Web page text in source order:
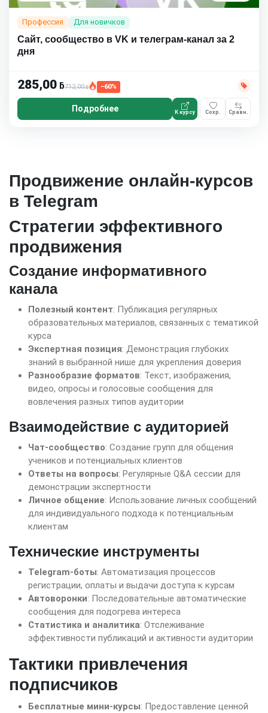
Профессия Для новичков
Сайт, сообщество в VK и телеграм-канал за 2
дня
285,00 ƃ712,00ƃ −60%
Подробнее К курсу Сохр. Сравн.
Продвижение онлайн-курсов
в Telegram
Стратегии эффективного
продвижения
Создание информативного
канала
Полезный контент: Публикация регулярных
образовательных материалов, связанных с тематикой
курса
Экспертная позиция: Демонстрация глубоких
знаний в выбранной нише для укрепления доверия
Разнообразие форматов: Текст, изображения,
видео, опросы и голосовые сообщения для
вовлечения разных типов аудитории
Взаимодействие с аудиторией
Чат-сообщество: Создание групп для общения
учеников и потенциальных клиентов
Ответы на вопросы: Регулярные Q&A сессии для
демонстрации экспертности
Личное общение: Использование личных сообщений
для индивидуального подхода к потенциальным
клиентам
Технические инструменты
Telegram-боты: Автоматизация процессов
регистрации, оплаты и выдачи доступа к курсам
Автоворонки: Последовательные автоматические
сообщения для подогрева интереса
Статистика и аналитика: Отслеживание
эффективности публикаций и активности аудитории
Тактики привлечения
подписчиков
Бесплатные мини-курсы: Предоставление ценной